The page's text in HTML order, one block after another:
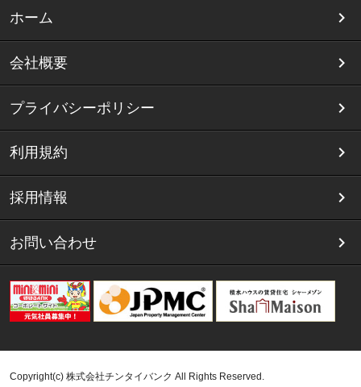
ホーム
会社概要
プライバシーポリシー
利用規約
採用情報
お問い合わせ
Copyright(c) 株式会社チンタイバンク All Rights Reserved.